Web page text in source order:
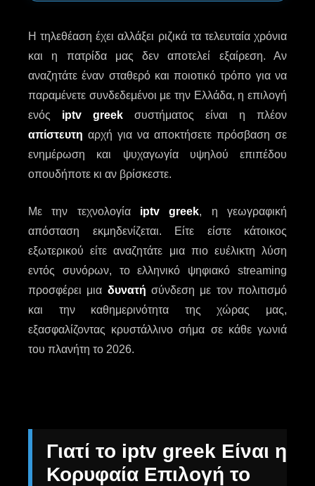
Η τηλεθέαση έχει αλλάξει ριζικά τα τελευταία χρόνια
και η πατρίδα μας δεν αποτελεί εξαίρεση. Αν
αναζητάτε έναν σταθερό και ποιοτικό τρόπο για να
παραμένετε συνδεδεμένοι με την Ελλάδα, η επιλογή
ενός iptv greek συστήματος είναι η πλέον
απίστευτη αρχή για να αποκτήσετε πρόσβαση σε
ενημέρωση και ψυχαγωγία υψηλού επιπέδου
οπουδήποτε κι αν βρίσκεστε.
Με την τεχνολογία iptv greek, η γεωγραφική
απόσταση εκμηδενίζεται. Είτε είστε κάτοικος
εξωτερικού είτε αναζητάτε μια πιο ευέλικτη λύση
εντός συνόρων, το ελληνικό ψηφιακό streaming
προσφέρει μια δυνατή σύνδεση με τον πολιτισμό
και την καθημερινότητα της χώρας μας,
εξασφαλίζοντας κρυστάλλινο σήμα σε κάθε γωνιά
του πλανήτη το 2026.
Γιατί το iptv greek Είναι η
Κορυφαία Επιλογή το